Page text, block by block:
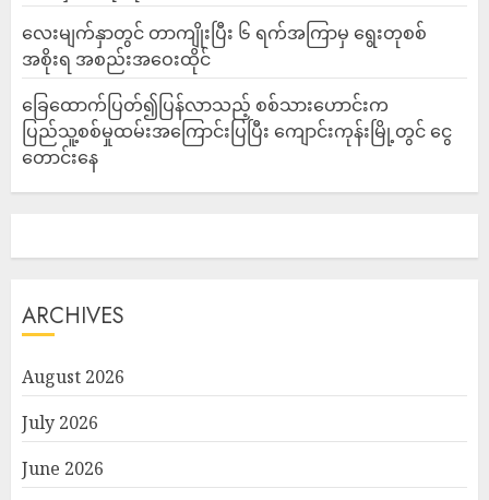
လေးမျက်နှာတွင် တာကျိုးပြီး ၆ ရက်အကြာမှ ရွေးတုစစ်
အစိုးရ အစည်းအဝေးထိုင်
ခြေထောက်ပြတ်၍ပြန်လာသည့် စစ်သားဟောင်းက
ပြည်သူ့စစ်မှုထမ်းအကြောင်းပြပြီး ကျောင်းကုန်းမြို့တွင် ငွေ
တောင်းနေ
ARCHIVES
August 2026
July 2026
June 2026